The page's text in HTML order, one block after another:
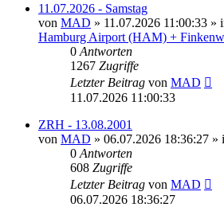
11.07.2026 - Samstag
von MAD » 11.07.2026 11:00:33 »
Hamburg Airport (HAM) +
0 Antworten
1267 Zugriffe
Letzter Beitrag von MAD
11.07.2026 11:00:33
ZRH - 13.08.2001
von MAD » 06.07.2026 18:36:27 »
0 Antworten
608 Zugriffe
Letzter Beitrag von MAD
06.07.2026 18:36:27